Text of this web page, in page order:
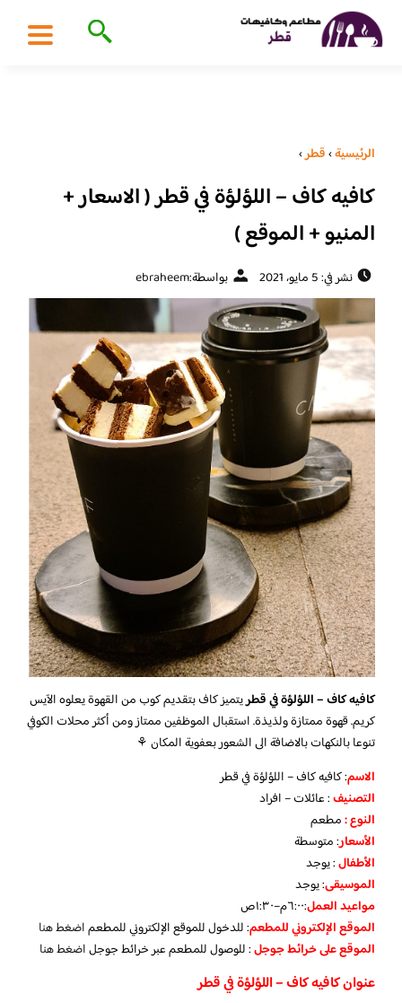
الرئيسية›قطر›
كافيه كاف – اللؤلؤة في قطر ( الاسعار +
المنيو + الموقع )
نشر في: 5 مايو، 2021 بواسطة:ebraheem
كافيه كاف – اللؤلؤة في قطريتميز كاف بتقديم كوب من القهوة يعلوه الآيس
كريم. قهوة ممتازة ولذيذة. استقبال الموظفين ممتاز ومن أكثر محلات الكوفي
تنوعا بالنكهات بالاضافة الى الشعور بعفوية المكان ⚘
الاسم: كافيه كاف – اللؤلؤة في قطر
التصنيف: عائلات – افراد
النوع :مطعم
الأسعار:متوسطة
الأطفال:يوجد
الموسيقى:يوجد
مواعيد العمل:٦:٠٠م–١:٣٠ص
الموقع الإلكتروني للمطعم: للدخول للموقع الإلكتروني للمطعماضغط هنا
الموقع على خرائط جوجل: للوصول للمطعم عبر خرائط جوجلاضغط هنا
عنوان كافيه كاف – اللؤلؤة في قطر